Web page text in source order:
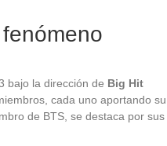
bajo la dirección de Big Hit
cada uno aportando su
de BTS, se destaca por sus